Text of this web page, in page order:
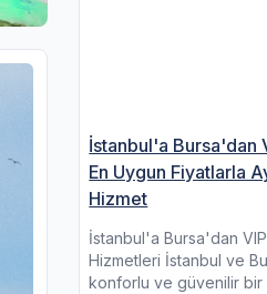
İstanbul'a Bursa'dan
En Uygun Fiyatlarla
Hizmet
İstanbul'a Bursa'dan
Hizmetleri İstanbul ve
konforlu ve güvenilir bir